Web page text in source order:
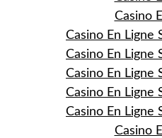
Casino
Casino En Ligne
Casino En Ligne
Casino En Ligne
Casino En Ligne
Casino En Ligne
Casino